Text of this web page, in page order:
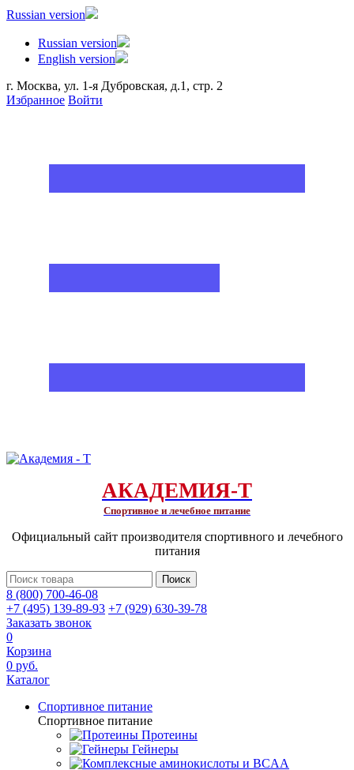
Russian version
Russian version
English version
г. Москва, ул. 1-я Дубровская, д.1, стр. 2
Избранное Войти
АКАДЕМИЯ-Т
Спортивное и лечебное питание
Официальный сайт производителя спортивного и лечебного
питания
Поиск
8 (800) 700-46-08
+7 (495) 139-89-93 +7 (929) 630-39-78
Заказать звонок
0
Корзина
0 руб.
Каталог
Спортивное питание
Спортивное питание
Протеины
Гейнеры